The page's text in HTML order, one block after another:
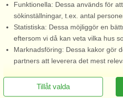
från 8.359 SEK
Funktionella: Dessa används för
sökinställningar, t.ex. antal
Statistiska: Dessa möjliggör en
eftersom vi då kan veta vilka hus
Marknadsföring: Dessa kakor gör
partners att leverera det mest
Tillåt valda